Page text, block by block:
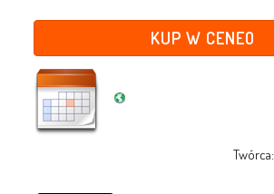
KUP W CENEO
Twórca: